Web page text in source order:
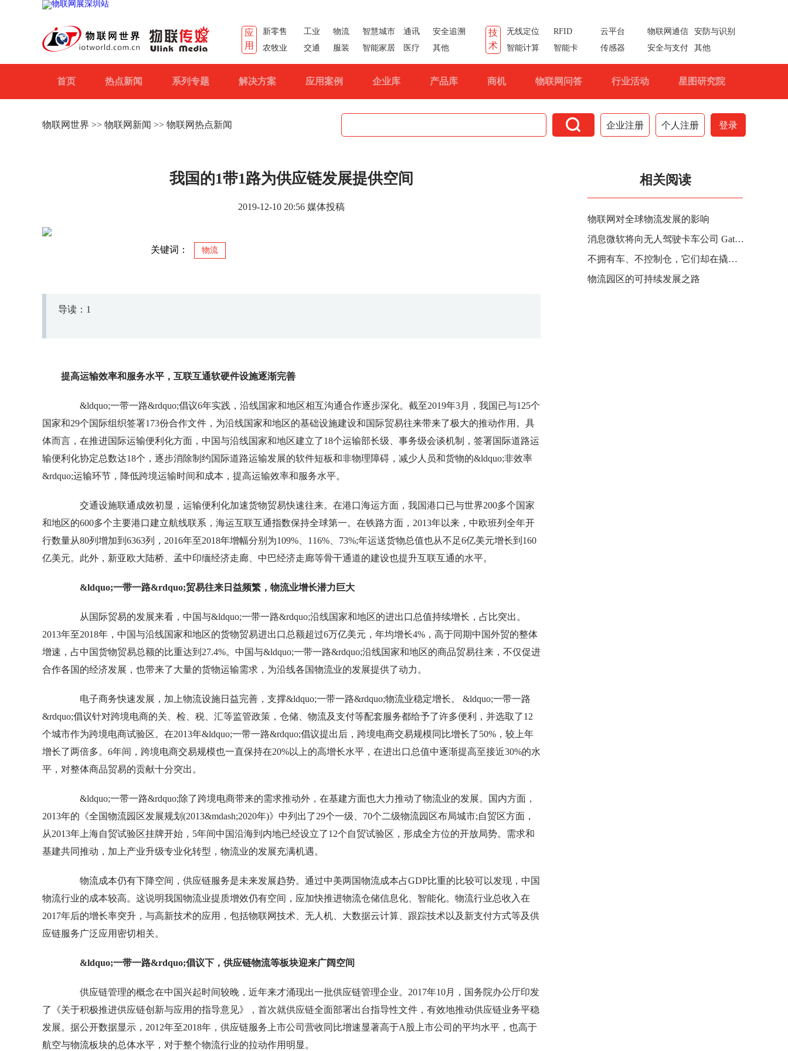
应
用
新零售 工业 物流 智慧城市 通讯
安全追溯
农牧业
交通 服装 智能家居 医疗 其他
技
术
无线定位 RFID 云平台 物联网通信
安防与识别
智能计算
智能卡 传感器 安全与支付 其他
首页 热点新闻 系列专题 解决方案 应用案例 企业库 产品库 商机 物联网问答 行业活动 星图研究院
物联网世界 >> 物联网新闻 >> 物联网热点新闻  企业注册 个人注册 登录
我国的1带1路为供应链发展提供空间
2019-12-10 20:56 媒体投稿
关键词： 物流
导读：1
提高运输效率和服务水平，互联互通软硬件设施逐渐完善
&ldquo;一带一路&rdquo;倡议6年实践，沿线国家和地区相互沟通合作逐步深化。截至2019年3月，我国已与125个
国家和29个国际组织签署173份合作文件，为沿线国家和地区的基础设施建设和国际贸易往来带来了极大的推动作用。具
体而言，在推进国际运输便利化方面，中国与沿线国家和地区建立了18个运输部长级、事务级会谈机制，签署国际道路运
输便利化协定总数达18个，逐步消除制约国际道路运输发展的软件短板和非物理障碍，减少人员和货物的&ldquo;非效率
&rdquo;运输环节，降低跨境运输时间和成本，提高运输效率和服务水平。
交通设施联通成效初显，运输便利化加速货物贸易快速往来。在港口海运方面，我国港口已与世界200多个国家
和地区的600多个主要港口建立航线联系，海运互联互通指数保持全球第一。在铁路方面，2013年以来，中欧班列全年开
行数量从80列增加到6363列，2016年至2018年增幅分别为109%、116%、73%;年运送货物总值也从不足6亿美元增长到160
亿美元。此外，新亚欧大陆桥、孟中印缅经济走廊、中巴经济走廊等骨干通道的建设也提升互联互通的水平。
&ldquo;一带一路&rdquo;贸易往来日益频繁，物流业增长潜力巨大
从国际贸易的发展来看，中国与&ldquo;一带一路&rdquo;沿线国家和地区的进出口总值持续增长，占比突出。
2013年至2018年，中国与沿线国家和地区的货物贸易进出口总额超过6万亿美元，年均增长4%，高于同期中国外贸的整体
增速，占中国货物贸易总额的比重达到27.4%。中国与&ldquo;一带一路&rdquo;沿线国家和地区的商品贸易往来，不仅促进
合作各国的经济发展，也带来了大量的货物运输需求，为沿线各国物流业的发展提供了动力。
电子商务快速发展，加上物流设施日益完善，支撑&ldquo;一带一路&rdquo;物流业稳定增长。 &ldquo;一带一路
&rdquo;倡议针对跨境电商的关、检、税、汇等监管政策，仓储、物流及支付等配套服务都给予了许多便利，并选取了12
个城市作为跨境电商试验区。在2013年&ldquo;一带一路&rdquo;倡议提出后，跨境电商交易规模同比增长了50%，较上年
增长了两倍多。6年间，跨境电商交易规模也一直保持在20%以上的高增长水平，在进出口总值中逐渐提高至接近30%的水
平，对整体商品贸易的贡献十分突出。
&ldquo;一带一路&rdquo;除了跨境电商带来的需求推动外，在基建方面也大力推动了物流业的发展。国内方面，
2013年的《全国物流园区发展规划(2013&mdash;2020年)》中列出了29个一级、70个二级物流园区布局城市;自贸区方面，
从2013年上海自贸试验区挂牌开始，5年间中国沿海到内地已经设立了12个自贸试验区，形成全方位的开放局势。需求和
基建共同推动，加上产业升级专业化转型，物流业的发展充满机遇。
物流成本仍有下降空间，供应链服务是未来发展趋势。通过中美两国物流成本占GDP比重的比较可以发现，中国
物流行业的成本较高。这说明我国物流业提质增效仍有空间，应加快推进物流仓储信息化、智能化。物流行业总收入在
2017年后的增长率突升，与高新技术的应用，包括物联网技术、无人机、大数据云计算、跟踪技术以及新支付方式等及供
应链服务广泛应用密切相关。
&ldquo;一带一路&rdquo;倡议下，供应链物流等板块迎来广阔空间
供应链管理的概念在中国兴起时间较晚，近年来才涌现出一批供应链管理企业。 2017年10月，国务院办公厅印发
了《关于积极推进供应链创新与应用的指导意见》，首次就供应链全面部署出台指导性文件，有效地推动供应链业务平稳
发展。据公开数据显示，2012年至2018年，供应链服务上市公司营收同比增速显著高于A股上市公司的平均水平，也高于
航空与物流板块的总体水平，对于整个物流行业的拉动作用明显。
相关阅读
物联网对全球物流发展的影响
消息微软将向无人驾驶卡车公司 Gatik 投资逾 1000 万美元，后者估值超 7 亿美元
不拥有车、不控制仓，它们却在撬动物流行业？
物流园区的可持续发展之路